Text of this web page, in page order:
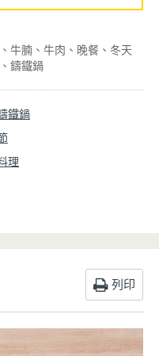
牛腩 牛肉 晚餐
冬天
鑄鐵鍋
鐵鍋
理
列印